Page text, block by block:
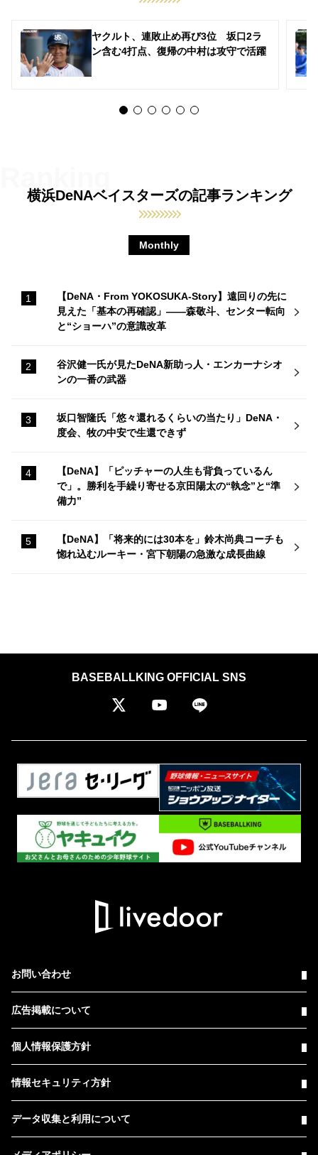
ヤクルト、連敗止め再び3位 坂口2ラ
ン含む4打点、復帰の中村は攻守で活躍
横浜DeNAベイスターズの記事ランキング
Monthly
【DeNA・From YOKOSUKA-Story】遠回りの先に
見えた「基本の再確認」——森敬斗、センター転向
と“ショーハ”の意識改革
谷沢健一氏が見たDeNA新助っ人・エンカーナシオ
ンの一番の武器
坂口智隆氏「悠々還れるくらいの当たり」DeNA・
度会、牧の中安で生還できず
【DeNA】「ピッチャーの人生も背負っているん
で」。勝利を手繰り寄せる京田陽太の“執念”と“準
備力”
【DeNA】「将来的には30本を」鈴木尚典コーチも
惚れ込むルーキー・宮下朝陽の急激な成長曲線
BASEBALLKING OFFICIAL SNS
お問い合わせ
広告掲載について
個人情報保護方針
情報セキュリティ方針
データ収集と利用について